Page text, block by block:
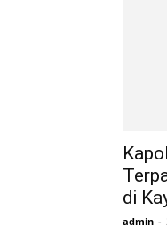
di
admin -